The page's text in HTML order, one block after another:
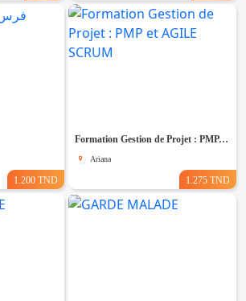
1.200 TND
Formation Gestion de Projet : PMP et AGILE SCRUM
Ariana
1.275 TND